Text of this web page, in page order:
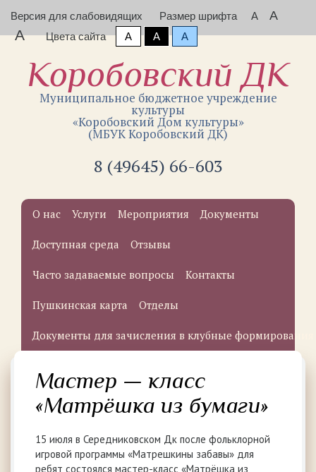
Версия для слабовидящих Размер шрифта A A
A Цвета сайта A A A
Коробовский ДК
Муниципальное бюджетное учреждение
культуры
«Коробовский Дом культуры»
(МБУК Коробовский ДК)
8 (49645) 66-603
О нас Услуги Мероприятия Документы
Доступная среда Отзывы
Часто задаваемые вопросы Контакты
Пушкинская карта Отделы
Документы для зачисления в клубные формирования
Мастер — класс
«Матрёшка из бумаги»
15 июля в Середниковском Дк после фольклорной
игровой программы «Матрешкины забавы» для
ребят состоялся мастер-класс «Матрёшка из